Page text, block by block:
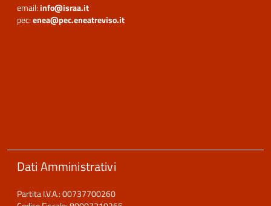
email:info@israa.it
pec:enea@pec.eneatreviso.it
Dati Amministrativi
Partita I.V.A.: 00737700260